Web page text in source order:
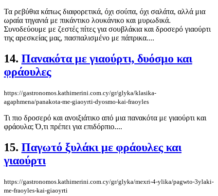
Τα ρεβύθια κάπως διαφορετικά, όχι σούπα, όχι σαλάτα, αλλά μια
ωραία τηγανιά με πικάντικο λουκάνικο και μυρωδικά.
Συνοδεύουμε με ζεστές πίτες για σουβλάκια και δροσερό γιαούρτι
της αρεσκείας μας, πασπαλισμένο με πάπρικα....
14. Πανακότα με γιαούρτι, δυόσμο και
φράουλες
https://gastronomos.kathimerini.com.cy/gr/glyka/klasika-
agaphmena/panakota-me-giaoyrti-dyosmo-kai-fraoyles
Τι πιο δροσερό και ανοιξιάτικο από μια πανακότα με γιαούρτι και
φράουλα; Ό,τι πρέπει για επιδόρπιο....
15. Παγωτό ξυλάκι με φράουλες και
γιαούρτι
https://gastronomos.kathimerini.com.cy/gr/glyka/mexri-4-ylika/pagwto-3ylaki-
me-fraoyles-kai-giaoyrti